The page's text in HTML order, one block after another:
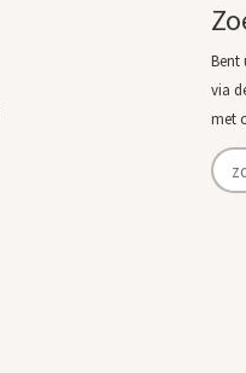
Bent
via
met